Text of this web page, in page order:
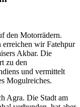
den Motorrädern.
erreichen wir Fatehpur
Akbar. Die
zu den
und vermittelt
Mogulreiches.
Agra. Die Stadt am